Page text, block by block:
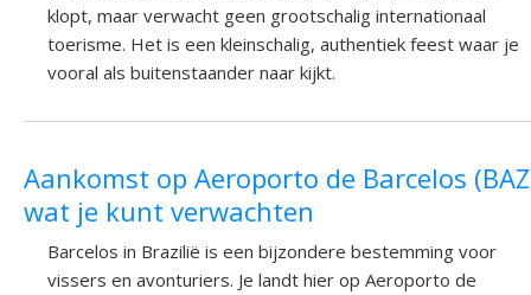
klopt, maar verwacht geen grootschalig internationaal
toerisme. Het is een kleinschalig, authentiek feest waar je
vooral als buitenstaander naar kijkt.
Aankomst op Aeroporto de Barcelos
wat je kunt verwachten
Barcelos in Brazilië is een bijzondere bestemming voor
vissers en avonturiers. Je landt hier op Aeroporto de